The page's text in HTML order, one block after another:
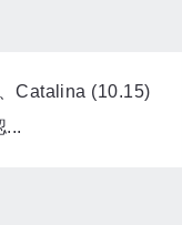
Catalina (10.15)
...